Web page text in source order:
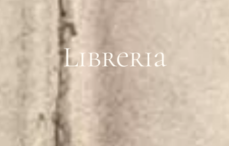
Libreria